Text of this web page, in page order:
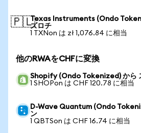
🇵🇱Texas Instruments (Ondo
ズロチ
1 TXNon は zł 1,076.84 に相当
他のRWAをCHFに変換
Shopify (Ondo Tokenized) から
1 SHOPon は CHF 120.78 に相当
D-Wave Quantum (Ondo
ン
1 QBTSon は CHF 16.74 に相当